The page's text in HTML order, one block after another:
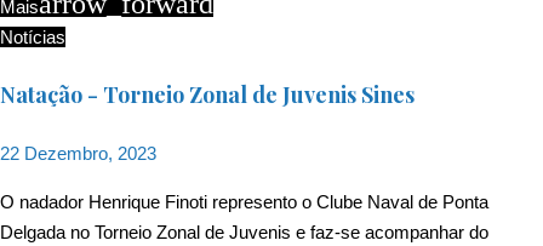
Mais
Notícias
Natação - Torneio Zonal de Juvenis Sines
22 Dezembro, 2023
O nadador Henrique Finoti represento o Clube Naval de Ponta
Delgada no Torneio Zonal de Juvenis e faz-se acompanhar do